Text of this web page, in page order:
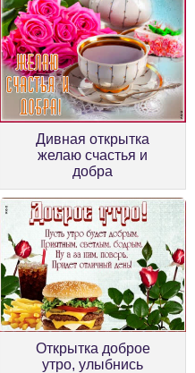
Дивная открытка
желаю счастья и
добра
Открытка доброе
утро, улыбнись